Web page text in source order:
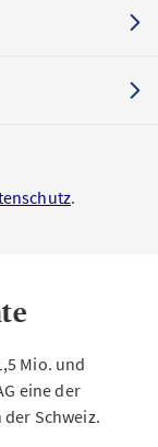
.
Mio. und
eine der
Schweiz.